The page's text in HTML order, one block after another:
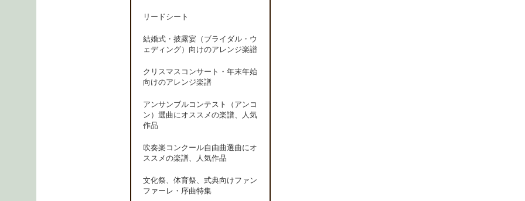
リードシート
結婚式・披露宴（ブライダル・ウ
ェディング）向けのアレンジ楽譜
クリスマスコンサート・年末年始
向けのアレンジ楽譜
アンサンブルコンテスト（アンコ
ン）選曲にオススメの楽譜、人気
作品
吹奏楽コンクール自由曲選曲にオ
ススメの楽譜、人気作品
文化祭、体育祭、式典向けファン
ファーレ・序曲特集